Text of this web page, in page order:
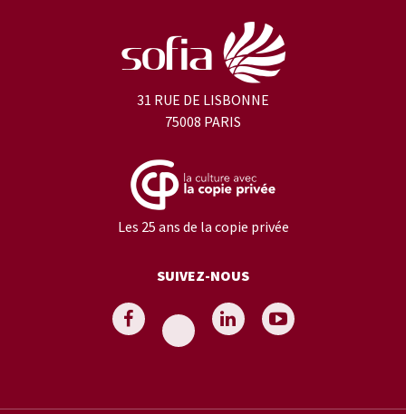
31 RUE DE LISBONNE
75008 PARIS
Les 25 ans de la copie privée
SUIVEZ-NOUS